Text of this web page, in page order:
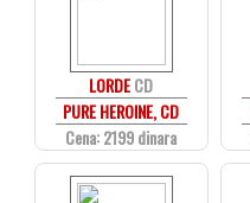
LORDECD
PURE HEROINE, CD
Cena: 2199 dinara